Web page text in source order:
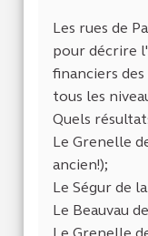
Les rues de
pour décrire
financiers
tous les
Quels
Le Grenelle
ancien!);
Le Ségur de
Le Beauvau